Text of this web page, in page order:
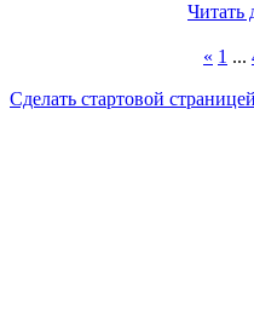
Читать
« 1 ...
Сделать стартовой страницей